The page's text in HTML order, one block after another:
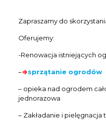
Zapraszamy do
Oferujemy:
-Renowacja istniejących
–⇒sprzątanie ogrodów
– opieka nad ogrodem
jednorazowa
– Zakładanie i pielęgnacja